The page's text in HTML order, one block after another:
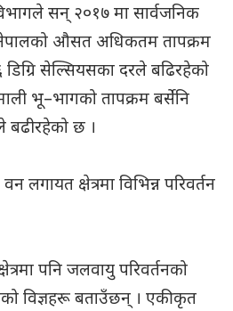
सन् २०१७ मा सार्वजनिक
औसत अधिकतम तापक्रम
सेल्सियसका दरले बढिरहेको
भू–भागको तापक्रम बर्सेनि
बढीरहेको छ ।
लगायत क्षेत्रमा विभिन्न परिवर्तन
पनि जलवायु परिवर्तनको
विज्ञहरू बताउँछन् । एकीकृत